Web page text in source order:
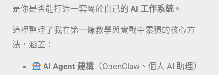
是你是否能打造一套屬於自己的 AI 工作系統 。
這裡整理了我在第一線教學與實戰中累積的核心方
法，涵蓋：
AI Agent 建構 （OpenClaw、個人 AI 助理）